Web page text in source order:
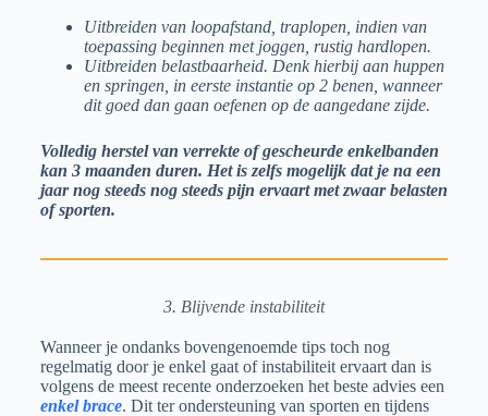
Uitbreiden van loopafstand, traplopen, indien van
toepassing beginnen met joggen, rustig hardlopen.
Uitbreiden belastbaarheid. Denk hierbij aan huppen
en springen, in eerste instantie op 2 benen, wanneer
dit goed dan gaan oefenen op de aangedane zijde.
Volledig herstel van verrekte of gescheurde enkelbanden
kan 3 maanden duren. Het is zelfs mogelijk dat je na een
jaar nog steeds nog steeds pijn ervaart met zwaar belasten
of sporten.
3. Blijvende instabiliteit
Wanneer je ondanks bovengenoemde tips toch nog
regelmatig door je enkel gaat of instabiliteit ervaart dan is
volgens de meest recente onderzoeken het beste advies een
enkel brace. Dit ter ondersteuning van sporten en tijdens